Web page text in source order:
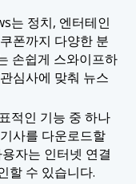
는 정치, 엔터테인
폰까지 다양한 분
손쉽게 스와이프하
심사에 맞춰 뉴스
적인 기능 중 하나
사를 다운로드할
자는 인터넷 연결
할 수 있습니다.